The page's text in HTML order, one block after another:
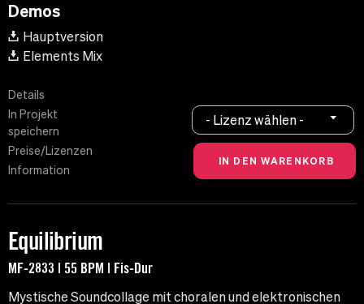
Demos
Hauptversion
Elements Mix
Details
In Projekt
speichern
Preise/Lizenzen
Information
- Lizenz wählen -
Equilibrium
MF-2833 | 55 BPM | Fis-Dur
Mystische Soundcollage mit choralen und elektronischen